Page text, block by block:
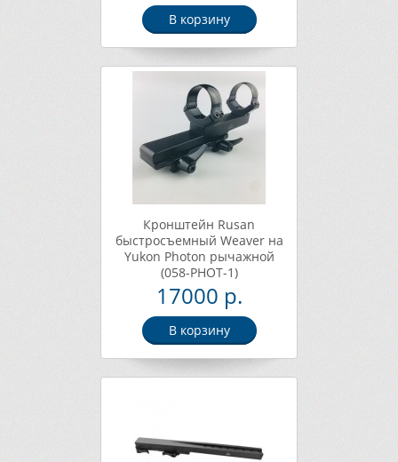
В корзину
Кронштейн Rusan
быстросъемный Weaver на
Yukon Photon рычажной
(058-PHOT-1)
17000 р.
В корзину